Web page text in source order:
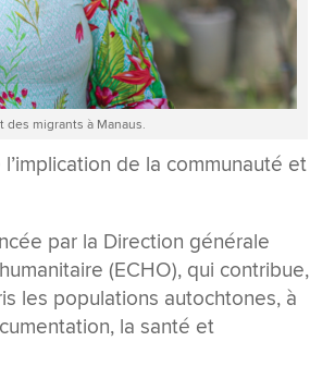
des migrants à Manaus.
de la communauté et
par la Direction générale
(ECHO), qui contribue,
les populations autochtones, à
la santé et